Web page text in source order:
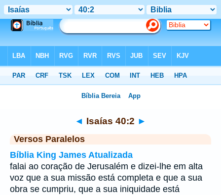
◄ Isaías 40:2 ►
Versos Paralelos
Bíblia King James Atualizada
falai ao coração de Jerusalém e dizei-lhe em alta
voz que a sua missão está completa e que a sua
obra se cumpriu, que a sua iniquidade está